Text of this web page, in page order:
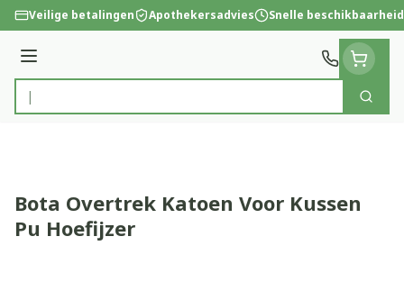
Ga naar de inhoud
Veilige betalingen Apothekersadvies Snelle beschikbaarheid
Menu
Product, merk, categorie...
Zoek
Bota Overtrek Katoen Voor Kussen
Pu Hoefijzer